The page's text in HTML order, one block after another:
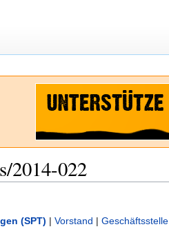
2014-022
(SPT) | Vorstand | Geschäftsstelle